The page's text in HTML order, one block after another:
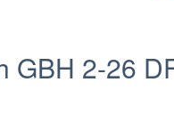
GBH 2-26